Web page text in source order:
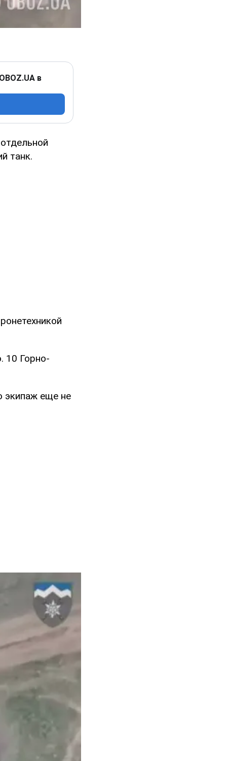
в
танк.
10 Горно-
экипаж еще не